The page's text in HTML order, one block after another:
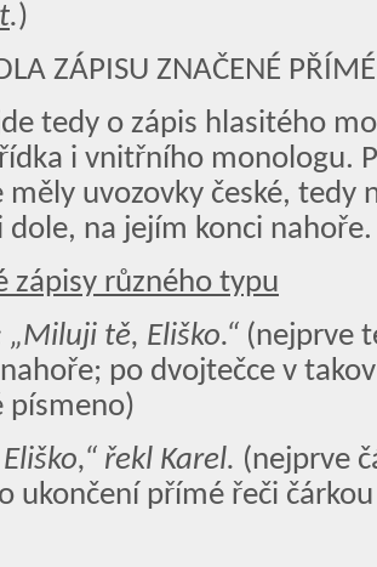
.)
ZÁPISU ZNAČENÉ
tedy o zápis hlasitého
i vnitřního monologu.
měly uvozovky české, tedy
dole, na jejím konci nahoře.
zápisy různého typu
„Miluji tě, Eliško.“ (nejprve
po dvojtečce v
písmeno)
řekl Karel. (nejprve
ukončení přímé řeči